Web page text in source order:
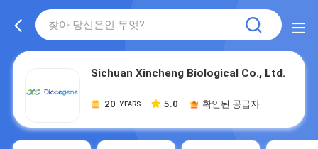
Sichuan Xincheng Biological Co., Ltd.
20 YEARS 5.0 확인된 공급자